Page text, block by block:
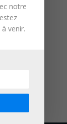
notre
venir.